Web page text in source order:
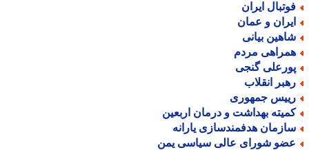
ایران
و عمان
بیانی
مردم
گنجی
انقلاب
جمهوری
بهداشت و درمان اربعین
هدفمندسازی یارانه
شورای عالی سیاسی یمن